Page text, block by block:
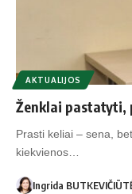
AKTUALIJOS
Ženklai pastatyti,
Prasti keliai – sena,
kiekvienos…
Ingrida